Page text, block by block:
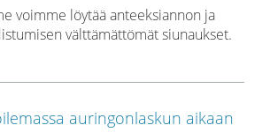
voimme löytää anteeksiannon ja
välttämättömät siunaukset.